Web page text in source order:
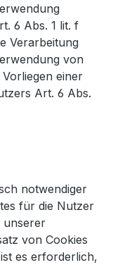
6 Abs. 1 lit. f
Verarbeitung
von
einer
Art. 6 Abs.
notwendiger
für die Nutzer
unserer
von Cookies
es erforderlich,